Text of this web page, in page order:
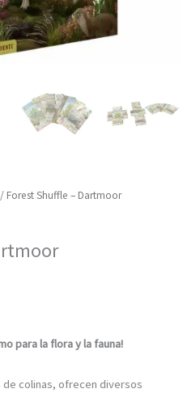
/ Forest Shuffle – Dartmoor
para la flora y la fauna!
colinas, ofrecen diversos